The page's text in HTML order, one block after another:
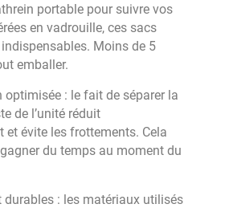
portable pour suivre vos
en vadrouille, ces sacs
Moins de 5
emballer.
optimisée : le fait de séparer la
de l’unité réduit
et évite les frottements. Cela
du temps au moment du
: les matériaux utilisés